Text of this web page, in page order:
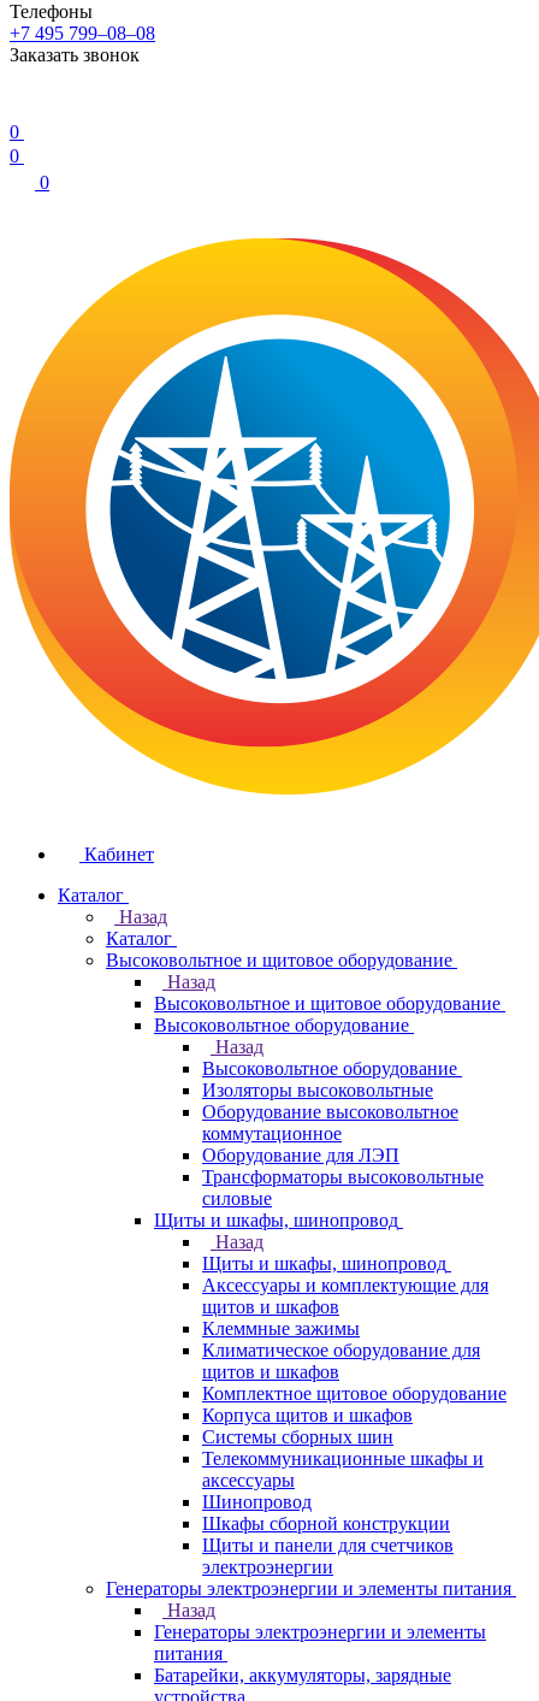
Телефоны
+7 495 799–08–08
Заказать звонок
0
0
0
Кабинет
Каталог
Назад
Каталог
Высоковольтное и щитовое оборудование
Назад
Высоковольтное и щитовое оборудование
Высоковольтное оборудование
Назад
Высоковольтное оборудование
Изоляторы высоковольтные
Оборудование высоковольтное
коммутационное
Оборудование для ЛЭП
Трансформаторы высоковольтные
силовые
Щиты и шкафы, шинопровод
Назад
Щиты и шкафы, шинопровод
Аксессуары и комплектующие для
щитов и шкафов
Клеммные зажимы
Климатическое оборудование для
щитов и шкафов
Комплектное щитовое оборудование
Корпуса щитов и шкафов
Системы сборных шин
Телекоммуникационные шкафы и
аксессуары
Шинопровод
Шкафы сборной конструкции
Щиты и панели для счетчиков
электроэнергии
Генераторы электроэнергии и элементы питания
Назад
Генераторы электроэнергии и элементы
питания
Батарейки, аккумуляторы, зарядные
устройства